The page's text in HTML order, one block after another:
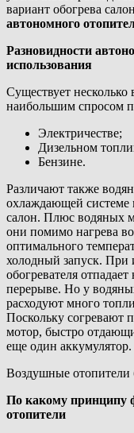
вариант обогрева
автономного
Разновидности
использования
Существует
наибольшим спросом
Электричестве;
Дизельном
Бензине.
Различают также
охлаждающей системе
салон. Плюс водяных
они помимо нагрева
оптимального
холодный запуск. При
обогревателя
перерыве. Но у
расходуют много
Поскольку согревают
мотор, быстро
еще один аккумулятор.
Воздушные отопители
По какому принципу
отопители